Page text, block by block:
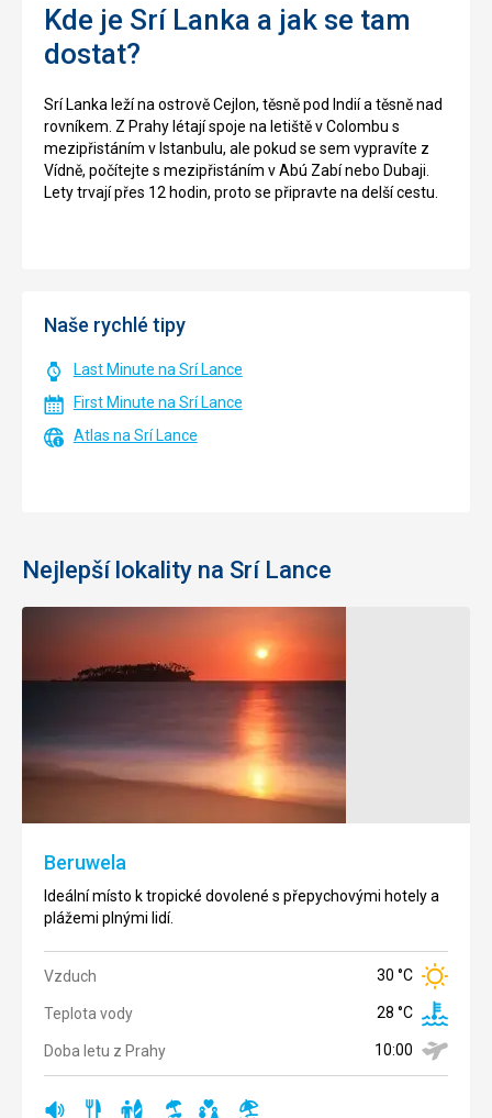
Kde je Srí Lanka a jak se tam
dostat?
Srí Lanka leží na ostrově Cejlon, těsně pod Indií a těsně nad
rovníkem. Z Prahy létají spoje na letiště v Colombu s
mezipřistáním v Istanbulu, ale pokud se sem vypravíte z
Vídně, počítejte s mezipřistáním v Abú Zabí nebo Dubaji.
Lety trvají přes 12 hodin, proto se připravte na delší cestu.
Naše rychlé tipy
Last Minute na Srí Lance
First Minute na Srí Lance
Atlas na Srí Lance
Nejlepší lokality na Srí Lance
Beruwela
Ideální místo k tropické dovolené s přepychovými hotely a
plážemi plnými lidí.
Vzduch 30 °C
Teplota vody 28 °C
Doba letu z Prahy 10:00
rušná
restaurace
surfování
písčitá vhodnéválení
Bentota
mezi
lagunou
zdobí
palmy a
luxusní
hotely.
Vzduch 30 °C
Teplota
28 °C
Doba
Kalutara
nedaleko
letiště, má
dágobu
Vihara.
vody
28 °C
Doba
letu z
Prahy
10:00